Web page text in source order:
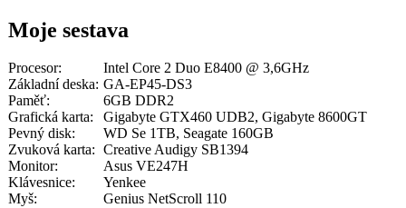
Moje sestava
Procesor:
Intel Core 2 Duo E8400 @ 3,6GHz
Základní deska: GA-EP45-DS3
Paměť:
6GB DDR2
Grafická karta:
Gigabyte GTX460 UDB2, Gigabyte 8600GT
Pevný disk:
WD Se 1TB, Seagate 160GB
Zvuková karta: Creative Audigy SB1394
Monitor:
Asus VE247H
Klávesnice:
Yenkee
Myš:
Genius NetScroll 110